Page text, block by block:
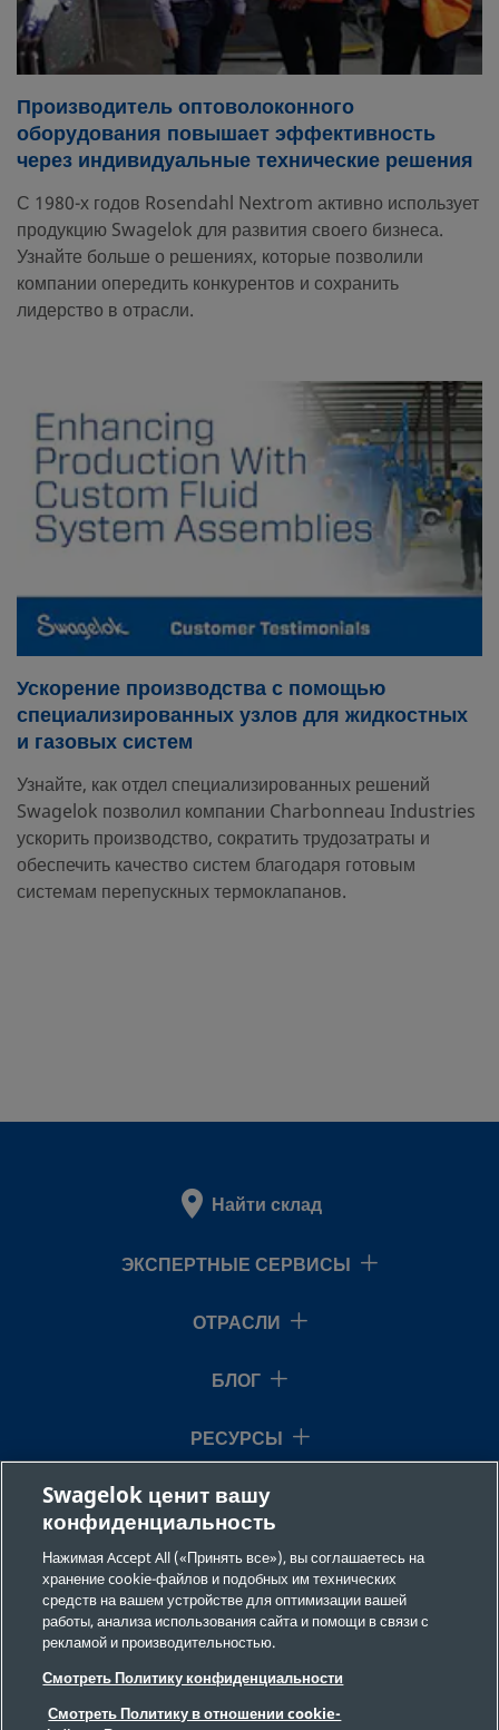
Производитель оптоволоконного
оборудования повышает эффективность
через индивидуальные технические решения
С 1980-х годов Rosendahl Nextrom активно использует
продукцию Swagelok для развития своего бизнеса.
Узнайте больше о решениях, которые позволили
компании опередить конкурентов и сохранить
лидерство в отрасли.
Ускорение производства с помощью
специализированных узлов для жидкостных
и газовых систем
Узнайте, как отдел специализированных решений
Swagelok позволил компании Charbonneau Industries
ускорить производство, сократить трудозатраты и
обеспечить качество систем благодаря готовым
системам перепускных термоклапанов.
Найти склад
ЭКСПЕРТНЫЕ СЕРВИСЫ
ОТРАСЛИ
БЛОГ
РЕСУРСЫ
О НАС
Конфиденциальность
Swagelok ценит вашу
конфиденциальность
Нажимая Accept All («Принять все»), вы соглашаетесь на
хранение cookie-файлов и подобных им технических
средств на вашем устройстве для оптимизации вашей
работы, анализа использования сайта и помощи в связи с
рекламой и производительностью.
Смотреть Политику конфиденциальности
Смотреть Политику в отношении cookie-